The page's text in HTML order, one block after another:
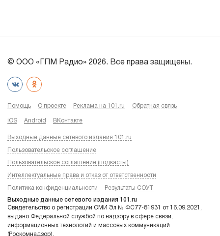
© ООО «ГПМ Радио» 2026. Все права защищены.
Помощь О проекте Реклама на 101.ru Обратная связь
iOS Android ВКонтакте
Выходные данные сетевого издания 101.ru
Пользовательское соглашение
Пользовательское соглашение (подкасты)
Интеллектуальные права и отказ от ответственности
Политика конфиденциальности Результаты СОУТ
Выходные данные сетевого издания 101.ru
Свидетельство о регистрации СМИ Эл № ФС77-81931 от 16.09.2021,
выдано Федеральной службой по надзору в сфере связи,
информационных технологий и массовых коммуникаций
(Роскомнадзор).